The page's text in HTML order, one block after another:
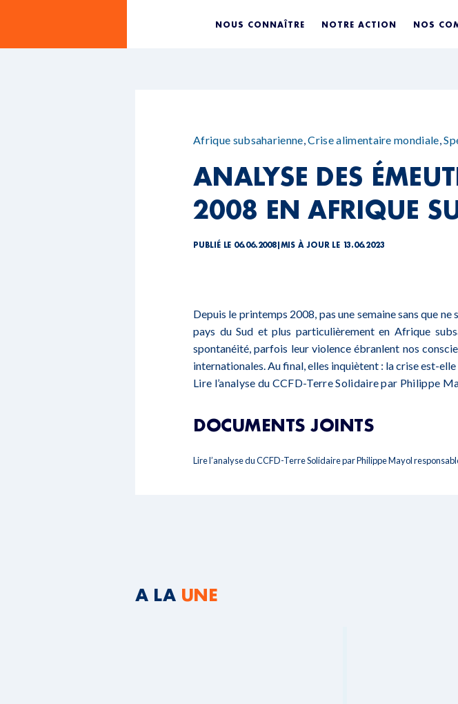
NOUS CONNAÎTRE NOTRE ACTION NOS
Afrique subsaharienne,Crise alimentaire mondiale,
ANALYSE DES
2008 EN AFRIQUE
PUBLIÉ LE 06.06.2008| MIS À JOUR LE 13.06.2023
Depuis le printemps 2008, pas une semaine sans que
pays du Sud et plus particulièrement en Afrique
spontanéité, parfois leur violence ébranlent nos
internationales. Au final, elles inquiètent : la crise est-
Lire l’analyse du CCFD-Terre Solidaire par Philippe
DOCUMENTS JOINTS
Lire l’analyse du CCFD-Terre Solidaire par Philippe Mayol
A LA UNE